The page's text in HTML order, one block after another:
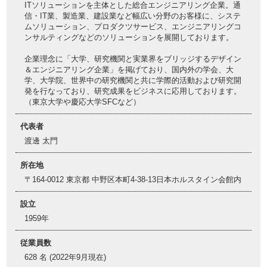
ITソリューションを主体とした総合エンジニアリング企業。通
信・IT業、製造業、建設業など幅広い分野のお客様に、システ
ムソリューション、プロダクツサービス、エンジニアリングコ
ンサルティングなどのソリューションを展開しております。
企業理念に「大学、研究機関と実業界をブリッジするデザイン
＆エンジニアリング企業」を掲げており、国内外の学会、大
学、大学院、世界中の研究機関と共に学際的活動および研究開
発を行なっており、研究成果をビジネスに応用しております。
（東京大学や慶応大学SFCなど）
代表者
渡邊 太門
所在地
〒164-0012 東京都 中野区本町4-38-13日本ホルスタイン会館内
設立
1959年
従業員数
628 名 (2022年9月現在)